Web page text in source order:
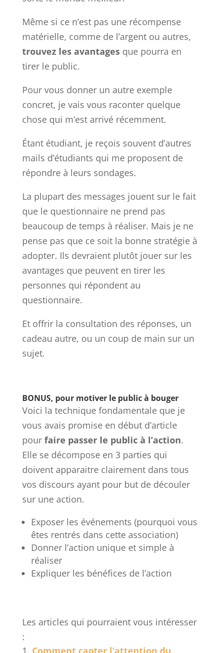
Même si ce n’est pas une récompense
matérielle, comme de l’argent ou autres,
trouvez les avantagesque pourra en
tirer le public.
Pour vous donner un autre exemple
concret, je vais vous raconter quelque
chose qui m’est arrivé récemment.
Étant étudiant, je reçois souvent d’autres
mails d’étudiants qui me proposent de
répondre à leurs sondages.
La plupart des messages jouent sur le fait
que le questionnaire ne prend pas
beaucoup de temps à réaliser. Mais je ne
pense pas que ce soit la bonne stratégie à
adopter. Ils devraient plutôt jouer sur les
avantages que peuvent en tirer les
personnes qui répondent au
questionnaire.
Et offrir la consultation des réponses, un
cadeau autre, ou un coup de main sur un
sujet.
BONUS, pour motiver le public à bouger
Voici la technique fondamentale que je
vous avais promise en début d’article
pour faire passer le public à l’action.
Elle se décompose en 3 parties qui
doivent apparaitre clairement dans tous
vos discours ayant pour but de découler
sur une action.
Exposer les événements (pourquoi vous
êtes rentrés dans cette association)
Donner l’action unique et simple à
réaliser
Expliquer les bénéfices de l’action
Les articles qui pourraient vous intéresser
:
Comment capter l’attention du